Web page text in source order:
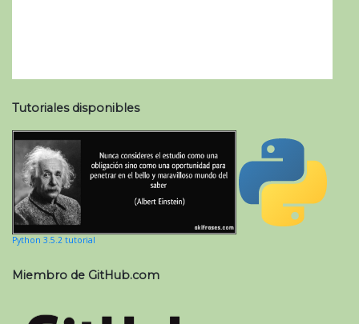
Tutoriales disponibles
Python 3.5.2 tutorial
Miembro de GitHub.com